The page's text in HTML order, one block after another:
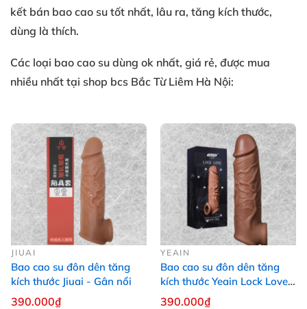
kết bán bao cao su tốt nhất, lâu ra, tăng kích thước,
dùng là thích.
Các loại bao cao su dùng ok nhất, giá rẻ, được mua
nhiều nhất tại shop bcs Bắc Từ Liêm Hà Nội:
JIUAI
Bao cao su đôn dên tăng
kích thước Jiuai - Gân nổi
390.000₫
YEAIN
Bao cao su đôn dên tăng
kích thước Yeain Lock Love
Raytheon
390.000₫